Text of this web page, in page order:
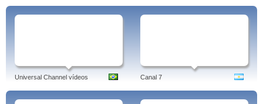
Universal Channel vídeos Canal 7